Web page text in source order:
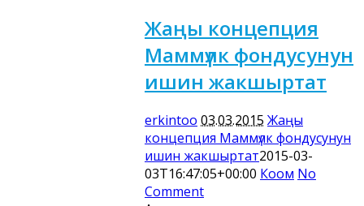
Жаңы концепция
Маммүлк фондусунун
ишин жакшыртат
erkintoo 03.03.2015 Жаңы
концепция Маммүлк фондусунун
ишин жакшыртат2015-03-
03T16:47:05+00:00 Коом No
Comment